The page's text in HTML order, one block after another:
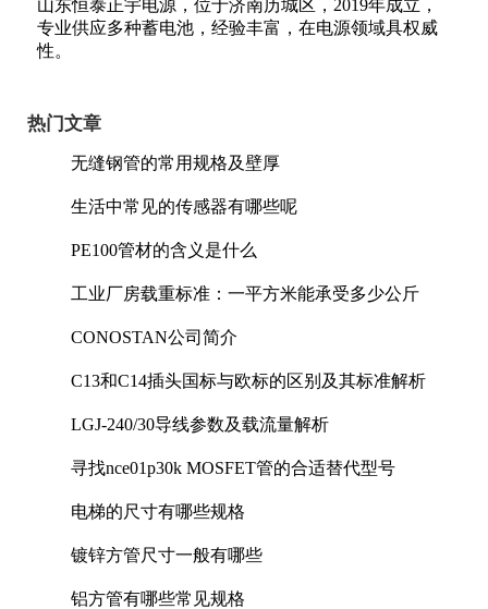
山东恒泰正宇电源，位于济南历城区，2019年成立，
专业供应多种蓄电池，经验丰富，在电源领域具权威
性。
热门文章
无缝钢管的常用规格及壁厚
生活中常见的传感器有哪些呢
PE100管材的含义是什么
工业厂房载重标准：一平方米能承受多少公斤
CONOSTAN公司简介
C13和C14插头国标与欧标的区别及其标准解析
LGJ-240/30导线参数及载流量解析
寻找nce01p30k MOSFET管的合适替代型号
电梯的尺寸有哪些规格
镀锌方管尺寸一般有哪些
铝方管有哪些常见规格